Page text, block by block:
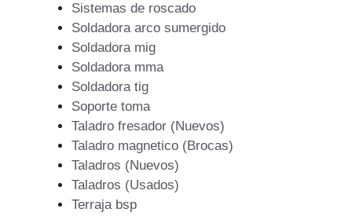
Sistemas de roscado
Soldadora arco sumergido
Soldadora mig
Soldadora mma
Soldadora tig
Soporte toma
Taladro fresador (Nuevos)
Taladro magnetico (Brocas)
Taladros (Nuevos)
Taladros (Usados)
Terraja bsp